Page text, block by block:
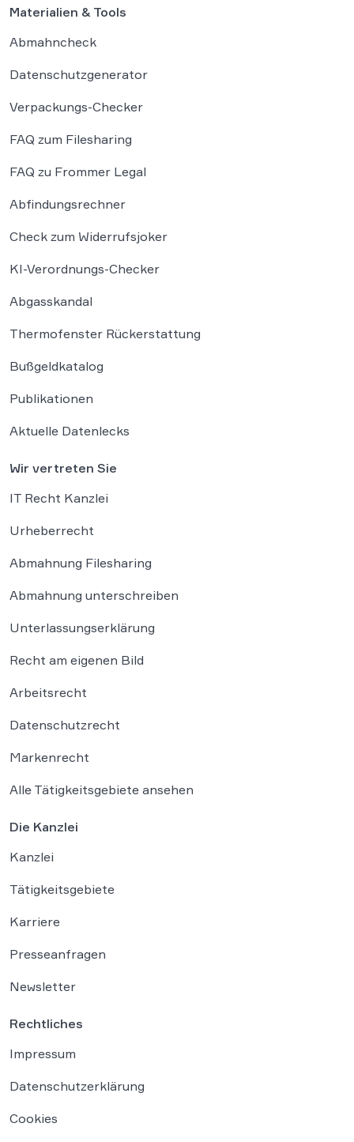
Materialien & Tools
Abmahncheck
Datenschutzgenerator
Verpackungs-Checker
FAQ zum Filesharing
FAQ zu Frommer Legal
Abfindungsrechner
Check zum Widerrufsjoker
KI-Verordnungs-Checker
Abgasskandal
Thermofenster Rückerstattung
Bußgeldkatalog
Publikationen
Aktuelle Datenlecks
Wir vertreten Sie
IT Recht Kanzlei
Urheberrecht
Abmahnung Filesharing
Abmahnung unterschreiben
Unterlassungserklärung
Recht am eigenen Bild
Arbeitsrecht
Datenschutzrecht
Markenrecht
Alle Tätigkeitsgebiete ansehen
Die Kanzlei
Kanzlei
Tätigkeitsgebiete
Karriere
Presseanfragen
Newsletter
Rechtliches
Impressum
Datenschutzerklärung
Cookies